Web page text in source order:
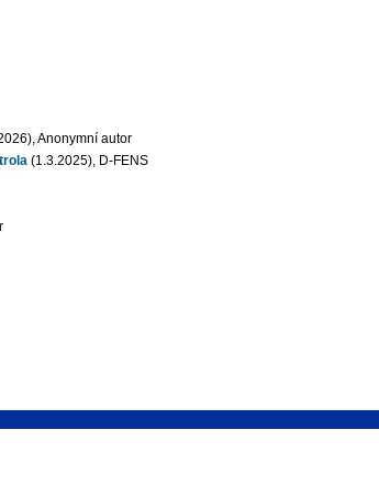
Anonymní autor
(1.3.2025), D-FENS